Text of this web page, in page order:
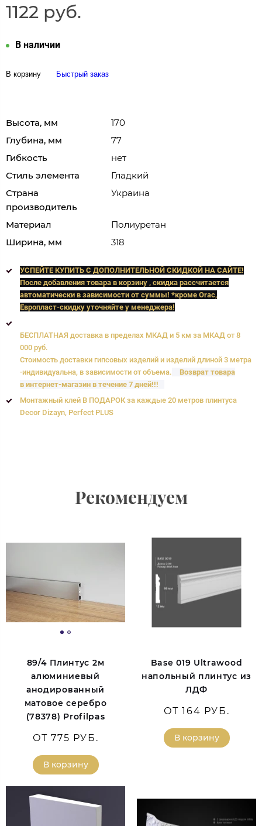
1122 руб.
В наличии
В корзину Быстрый заказ
Высота, мм
170
Глубина, мм
77
Гибкость
нет
Стиль элемента
Гладкий
Страна
производитель
Украина
Материал
Полиуретан
Ширина, мм
318
УСПЕЙТЕ КУПИТЬ C ДОПОЛНИТЕЛЬНОЙ СКИДКОЙ НА САЙТЕ!
После добавления товара в корзину , скидка рассчитается
автоматически в зависимости от суммы! *кроме Orac,
Европласт-скидку уточняйте у менеджера!
БЕСПЛАТНАЯ доставка в пределах МКАД и 5 км за МКАД от 8
000 руб.
Стоимость доставки гипсовых изделий и изделий длиной 3 метра
-индивидуальна, в зависимости от объема.
Возврат товара
в интернет-магазин в течение 7 дней!!!
Монтажный клей В ПОДАРОК за каждые 20 метров плинтуса
Decor Dizayn, Perfect PLUS
Рекомендуем
89/4 Плинтус 2м
алюминиевый
анодированный
матовое серебро
(78378) Profilpas
ОТ 775 РУБ.
В корзину
Base 019 Ultrawood
напольный плинтус из
ЛДФ
ОТ 164 РУБ.
В корзину